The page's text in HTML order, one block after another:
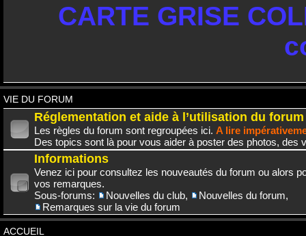
CARTE GRISE
VIE DU FORUM
Réglementation et aide à l’utilisation du forum
Les règles du forum sont regroupées ici. A lire
Des topics sont là pour vous aider à poster des photos, des
Informations
Venez ici pour consultez les nouveautés du forum ou alors
vos remarques.
Sous-forums:
Nouvelles du club, Nouvelles du forum,
Remarques sur la vie du forum
ACCUEIL